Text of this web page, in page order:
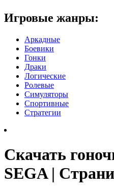
Игровые жанры:
Аркадные
Боевики
Гонки
Драки
Логические
Ролевые
Симуляторы
Спортивные
Стратегии
Скачать
SEGA |